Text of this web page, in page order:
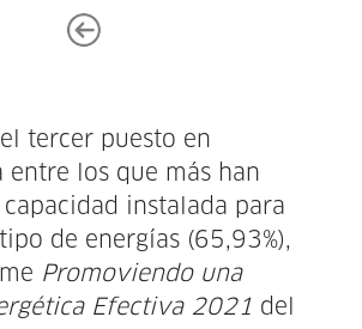
tercer puesto en
entre los que más han
instalada para
de energías (65,93%),
Promoviendo una
Efectiva 2021 del